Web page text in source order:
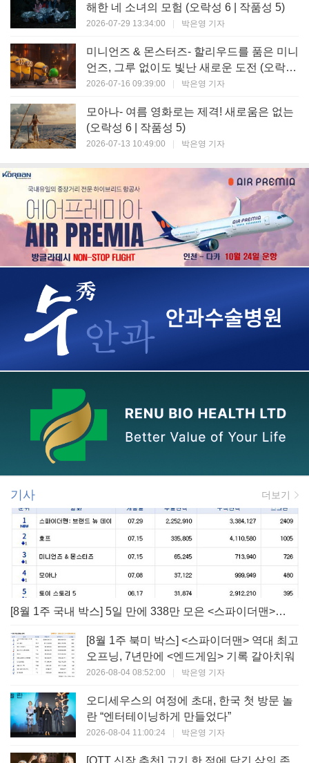
해한 네 소녀의 모험 (오락성 6 | 작품성 5)
2026-07-29 13:34:00 박은영 기자
미니언즈 & 몬스터즈- 할리우드를 품은 미니
언즈, 그루 없이도 빛난 새로운 도전 (오락성
7 | 작품성 6)
2026-07-16 09:39:00 박은영 기자
모아나- 여름 영화로는 제격! 새로움은 없는
(오락성 6 | 작품성 5)
2026-07-13 10:49:00 박은영 기자
기사 더보기
[8월 1주 국내 박스] 5일 만에 338만 모은 <스파이더맨> 극장가 235% 대반등, <호프>는 400만 돌파
[8월 1주 북미 박스] <스파이더맨> 역대 최고
오프닝, 7년만에 <엔드게임> 기록 갈아치워
2026-08-04 08:52:00 | 박은영 기자
오디세우스의 여정에 초대, 한국 첫 방문 놀
란 “엔터테이닝하게 만들었다”
2026-08-04 11:00:24 | 박은영 기자
[OTT 신작 추천] 고기 한 점에 담긴 삶의 존